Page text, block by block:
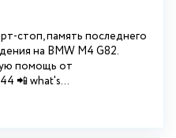
стоп, память последнего
на BMW М4 G82.
помощь от
📲 what's...